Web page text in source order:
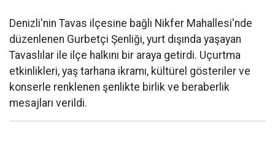
Denizli'nin Tavas ilçesine bağlı Nikfer Mahallesi'nde
düzenlenen Gurbetçi Şenliği, yurt dışında yaşayan
Tavaslılar ile ilçe halkını bir araya getirdi. Uçurtma
etkinlikleri, yaş tarhana ikramı, kültürel gösteriler ve
konserle renklenen şenlikte birlik ve beraberlik
mesajları verildi.